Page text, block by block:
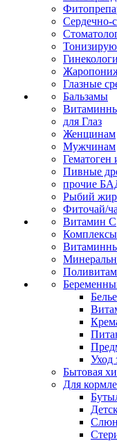
Сердечно-
Глазные
Бальзамы
для Глаз
Женщинам
Мужчинам
Гематоген
Пивные
прочие
Рыбий жир
Фиточай/
Витамин С
Комплексы
Белье
Уход
Бытовая
Для